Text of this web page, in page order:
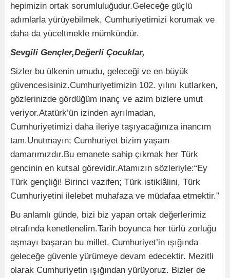
hepimizin ortak sorumluluğudur.Geleceğe güçlü
adımlarla yürüyebilmek, Cumhuriyetimizi korumak ve
daha da yüceltmekle mümkündür.
Sevgili Gençler,Değerli Çocuklar,
Sizler bu ülkenin umudu, geleceği ve en büyük
güvencesisiniz.Cumhuriyetimizin 102. yılını kutlarken,
gözlerinizde gördüğüm inanç ve azim bizlere umut
veriyor.Atatürk’ün izinden ayrılmadan,
Cumhuriyetimizi daha ileriye taşıyacağınıza inancım
tam.Unutmayın; Cumhuriyet bizim yaşam
damarımızdır.Bu emanete sahip çıkmak her Türk
gencinin en kutsal görevidir.Atamızın sözleriyle:“Ey
Türk gençliği! Birinci vazifen; Türk istiklâlini, Türk
Cumhuriyetini ilelebet muhafaza ve müdafaa etmektir.”
Bu anlamlı günde, bizi biz yapan ortak değerlerimiz
etrafında kenetlenelim.Tarih boyunca her türlü zorluğu
aşmayı başaran bu millet, Cumhuriyet’in ışığında
geleceğe güvenle yürümeye devam edecektir. Mezitli
olarak Cumhuriyetin ışığından yürüyoruz. Bizler de